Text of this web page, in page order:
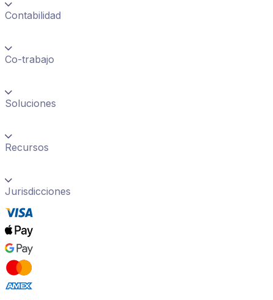
Contabilidad
Co-trabajo
Soluciones
Recursos
Jurisdicciones